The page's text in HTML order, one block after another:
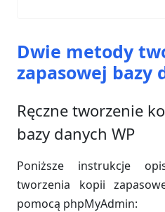
Dwie metody
zapasowej bazy
Ręczne tworzenie
bazy danych WP
Poniższe instrukcje
tworzenia kopii
pomocą phpMyAdmin: